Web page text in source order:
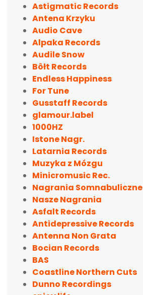
Astigmatic Records
Antena Krzyku
Audio Cave
Alpaka Records
Audile Snow
Bôłt Records
Endless Happiness
For Tune
Gusstaff Records
glamour.label
1000HZ
Istone Nagr.
Latarnia Records
Muzyka z Mózgu
Minicromusic Rec.
Nagrania Somnabuliczne
Nasze Nagrania
Asfalt Records
Antidepressive Records
Antenna Non Grata
Bocian Records
BAS
Coastline Northern Cuts
Dunno Recordings